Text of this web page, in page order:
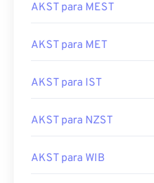
AKST para MEST
AKST para MET
AKST para IST
AKST para NZST
AKST para WIB